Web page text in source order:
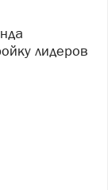
лидеров